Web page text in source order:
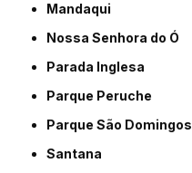
Mandaqui
Nossa Senhora do Ó
Parada Inglesa
Parque Peruche
Parque São Domingos
Santana